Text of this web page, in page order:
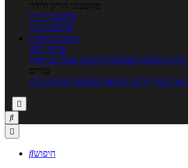
מחשבוני הריון ולידה
מחשבון הריון
מחשבון ביוץ
כתבות כתבות
ערוצי תוכן
ולידה טיפים והמלצות חדשות אוכל ובריאות
טורים
את הגוף הרזיה ורפואה משלימה גורמה ביתי



חיפוש